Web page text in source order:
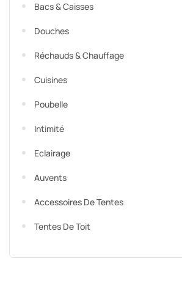
Bacs & Caisses
Douches
Réchauds & Chauffage
Cuisines
Poubelle
Intimité
Eclairage
Auvents
Accessoires De Tentes
Tentes De Toit